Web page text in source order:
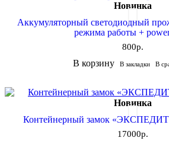
Новинка
Аккумуляторный светодиодный
режима работы +
800р.
В корзину В закладки В
Новинка
Контейнерный замок
17000р.